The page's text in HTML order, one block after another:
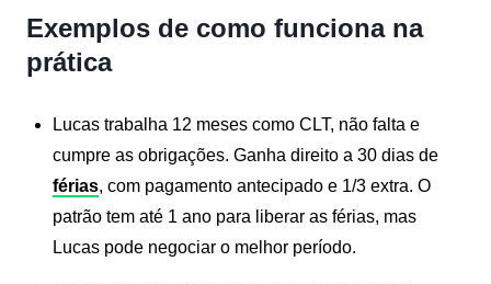
Exemplos de como funciona na
prática
Lucas trabalha 12 meses como CLT, não falta e
cumpre as obrigações. Ganha direito a 30 dias de
férias, com pagamento antecipado e 1/3 extra. O
patrão tem até 1 ano para liberar as férias, mas
Lucas pode negociar o melhor período.